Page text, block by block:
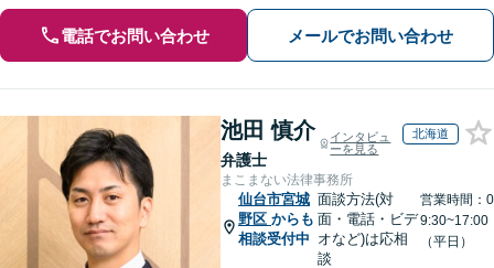
電話でお問い合わせ メールでお問い合わせ
池田 慎介
弁護士
インタビュ
ーを見る
北海道
まこまない法律事務所
仙台市宮城
野区 からも
相談受付中
面談方法(対
面・電話・ビデ
オなど)は応相
談
営業時間：0
9:30~17:00
（平日）